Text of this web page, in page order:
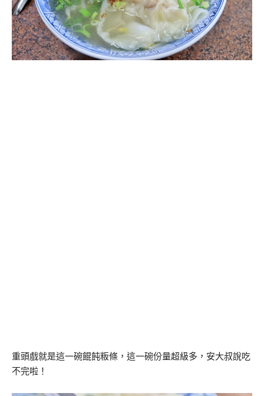
重頭戲就是這一碗餛飩粄條，這一碗份量超級多，安大叔說吃
不完啦！